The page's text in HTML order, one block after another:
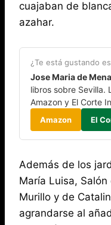
cuajaban de
azahar.
¿Te está gustando
Jose Maria de Mena
libros sobre Sevilla.
Amazon y El Corte
Amazon El
Además de los
María Luisa,
Murillo y de
agrandarse al